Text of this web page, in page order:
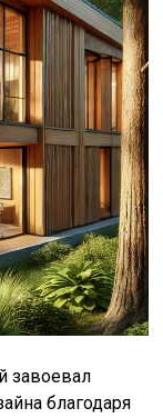
завоевал
благодаря